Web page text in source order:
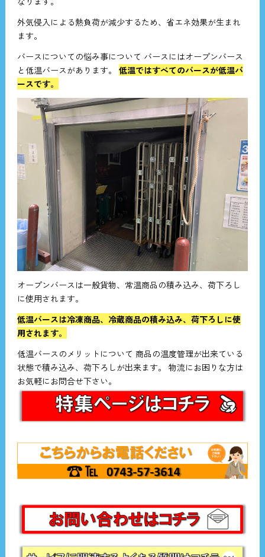
外気侵入による熱負荷が減少するため、省エネ効果が生まれ
ます。
バースについての悩み事について バースにはオープンバース
と低温バースがあります。 低温ではすべてのバースが低温バ
ースです。
オープンバースは一般貨物、常温商品の積み込み、荷下ろし
に使用されます。
低温バースは冷凍商品、冷蔵商品の積み込み、荷下ろしに使
用されます。
低温バースのメリットについて 商品の温度管理が出来ている
状態で積み込み、荷下ろしが出来ます。 物流にお困りな方は
お気軽にお問合せ下さい。